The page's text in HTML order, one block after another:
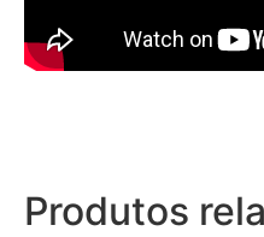
Produtos